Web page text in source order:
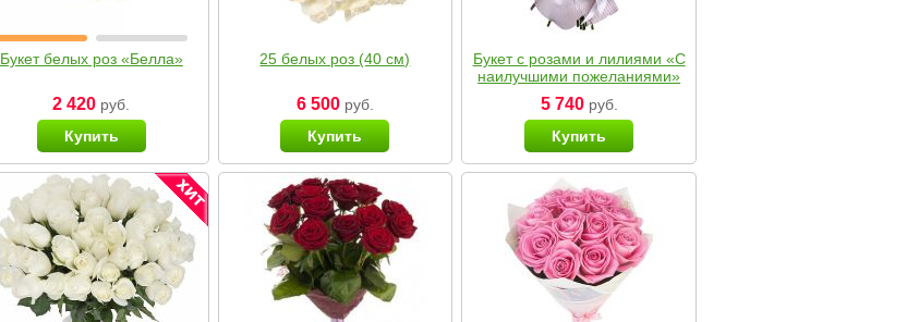
Букет белых роз «Белла»
2 420 руб.
Купить
25 белых роз (40 см)
6 500руб.
Купить
Букет с розами и лилиями «С
наилучшими пожеланиями»
5 740руб.
Купить